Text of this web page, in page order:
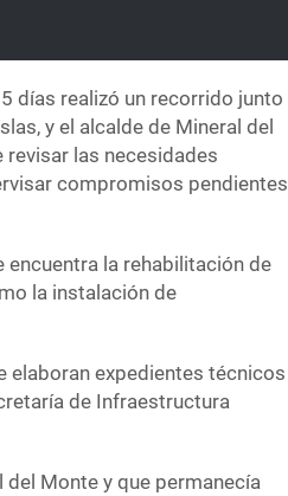
días realizó un recorrido junto
y el alcalde de Mineral del
revisar las necesidades
compromisos pendientes
encuentra la rehabilitación de
la instalación de
elaboran expedientes técnicos
de Infraestructura
del Monte y que permanecía